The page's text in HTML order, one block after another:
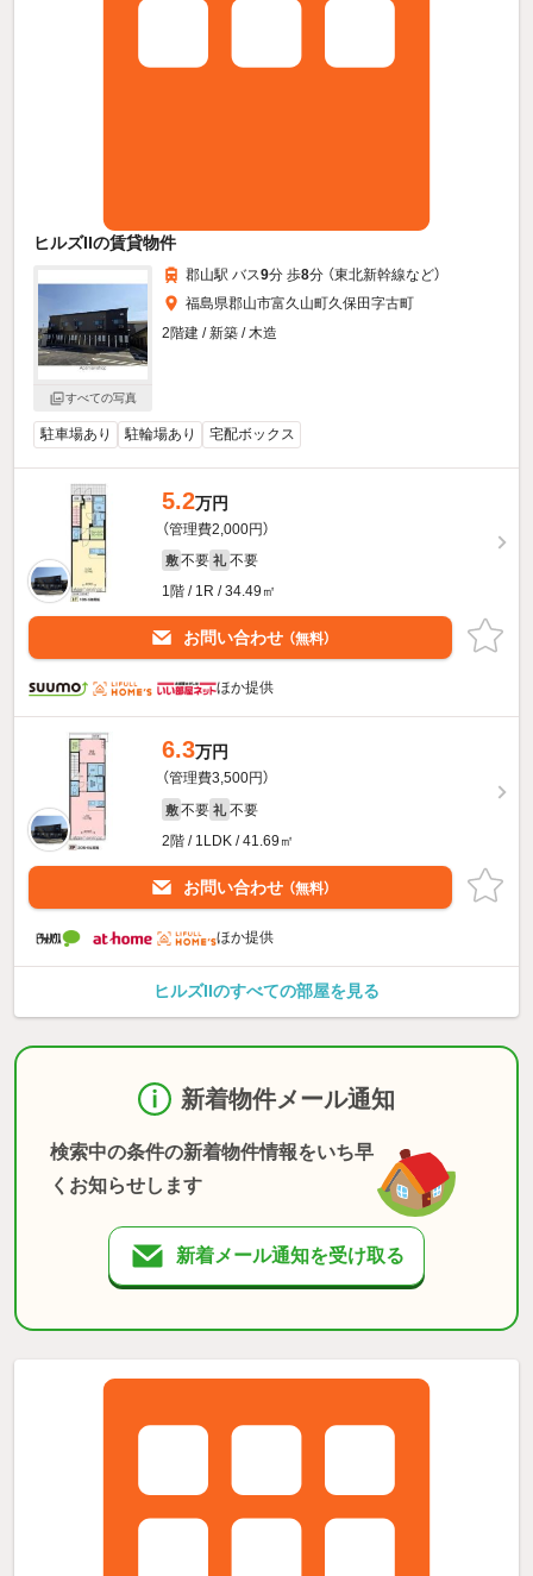
ヒルズIIの賃貸物件
すべての写真
郡山駅 バス9分 歩8分 （東北新幹線など）
福島県郡山市富久山町久保田字古町
2階建 / 新築 / 木造
駐車場あり 駐輪場あり 宅配ボックス
5.2万円
（管理費2,000円）
敷 不要 礼 不要
1階 / 1R / 34.49㎡
お問い合わせ （無料）
ほか提供
6.3万円
（管理費3,500円）
敷 不要 礼 不要
2階 / 1LDK / 41.69㎡
お問い合わせ （無料）
ほか提供
ヒルズIIのすべての部屋を見る
新着物件メール通知
検索中の条件の新着物件情報をいち早
くお知らせします
新着メール通知を受け取る